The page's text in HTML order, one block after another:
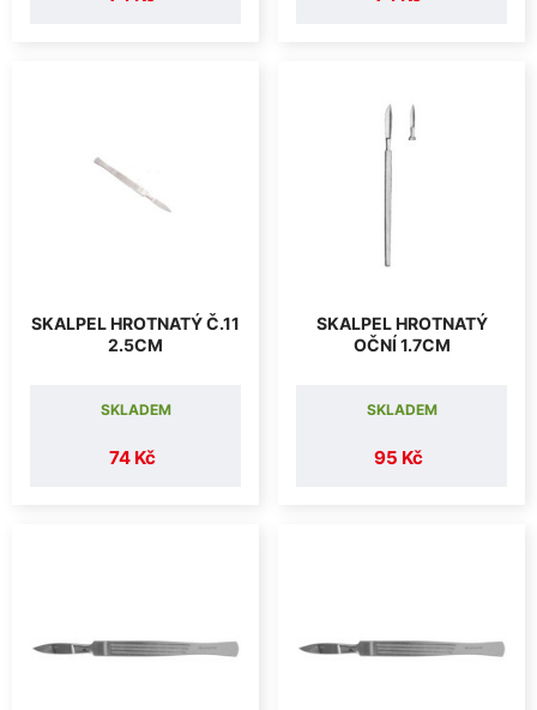
SKALPEL HROTNATÝ Č.11
2.5CM
74 Kč
SKLADEM
SKALPEL HROTNATÝ
OČNÍ 1.7CM
95 Kč
SKLADEM